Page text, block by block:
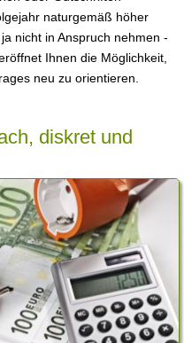
naturgemäß höher
nicht in Anspruch nehmen -
Ihnen die Möglichkeit,
neu zu orientieren.
diskret und